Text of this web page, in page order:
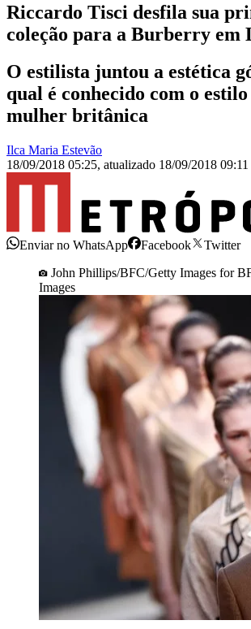
Riccardo Tisci desfila sua
coleção para a Burberry em
O estilista juntou a estética
qual é conhecido com o
mulher britânica
Ilca Maria Estevão
18/09/2018 05:25, atualizado 18/09/2018 09:11
Enviar no WhatsApp Facebook
Twitter
John Phillips/BFC/Getty Images for
Images